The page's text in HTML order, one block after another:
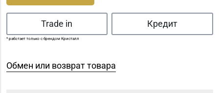
Trade in Кредит
* работает только с брендом Кристалл
Обмен или возврат товара